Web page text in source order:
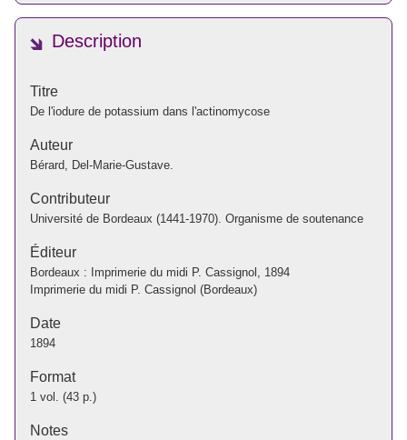
Description
Titre
De l'iodure de potassium dans l'actinomycose
Auteur
Bérard, Del-Marie-Gustave.
Contributeur
Université de Bordeaux (1441-1970). Organisme de soutenance
Éditeur
Bordeaux : Imprimerie du midi P. Cassignol, 1894
Imprimerie du midi P. Cassignol (Bordeaux)
Date
1894
Format
1 vol. (43 p.)
Notes